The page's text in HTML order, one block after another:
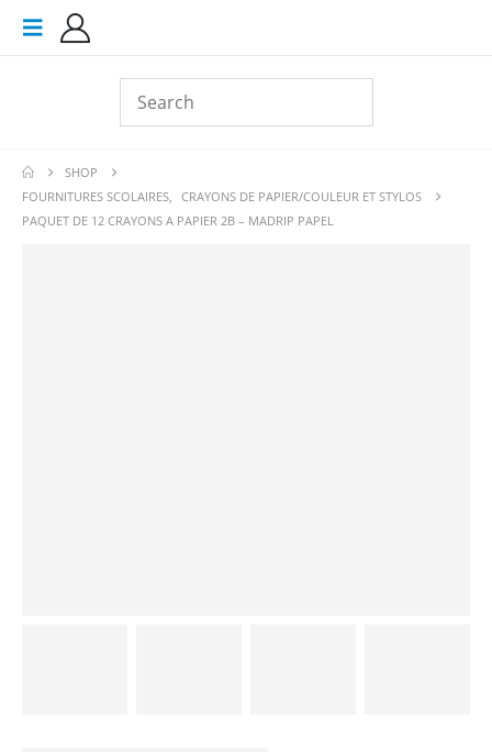
SHOP
FOURNITURES SCOLAIRES, CRAYONS DE PAPIER/COULEUR ET STYLOS
PAQUET DE 12 CRAYONS A PAPIER 2B – MADRIP PAPEL